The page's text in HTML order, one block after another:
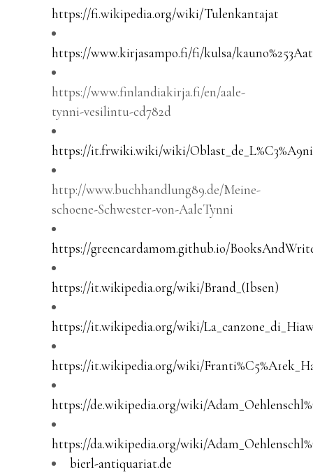
https://fi.wikipedia.org/wiki/Tulenkantajat
https://www.kirjasampo.fi/fi/kulsa/
https://www.finlandiakirja.fi/en/aale-
tynni-vesilintu-cd782d
https://it.frwiki.wiki/wiki/
http://www.buchhandlung89.de/Meine-
schoene-Schwester-von-AaleTynni
https://greencardamom.github.io/
https://it.wikipedia.org/wiki/Brand_(Ibsen)
https://it.wikipedia.org/wiki/
https://it.wikipedia.org/wiki/
https://de.wikipedia.org/wiki/
https://da.wikipedia.org/wiki/
bierl-antiquariat.de